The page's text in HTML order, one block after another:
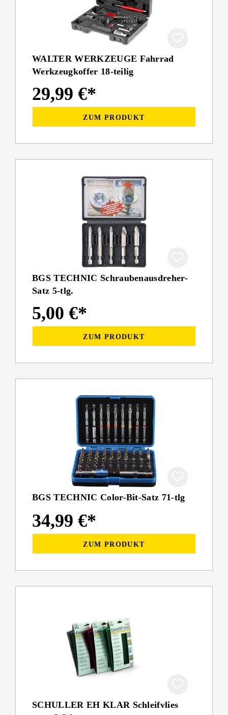
WALTER WERKZEUGE Fahrrad
Werkzeugkoffer 18-teilig
29,99 €*
ZUM PRODUKT
BGS TECHNIC Schraubenausdreher-
Satz 5-tlg.
5,00 €*
ZUM PRODUKT
BGS TECHNIC Color-Bit-Satz 71-tlg
34,99 €*
ZUM PRODUKT
SCHULLER EH KLAR Schleifvlies